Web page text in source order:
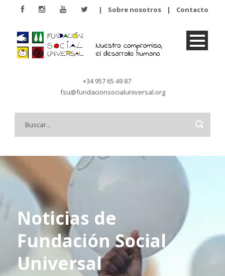
| Sobre nosotros | Contacto
+34 957 65 49 87
fsu@fundacionsocialuniversal.org
Noticias de
Fundación Social
Universal